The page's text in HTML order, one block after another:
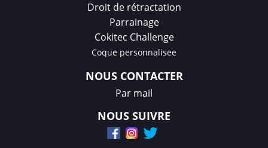
Droit de rétractation
Parrainage
Cokitec Challenge
Coque personnalisee
NOUS CONTACTER
Par mail
NOUS SUIVRE